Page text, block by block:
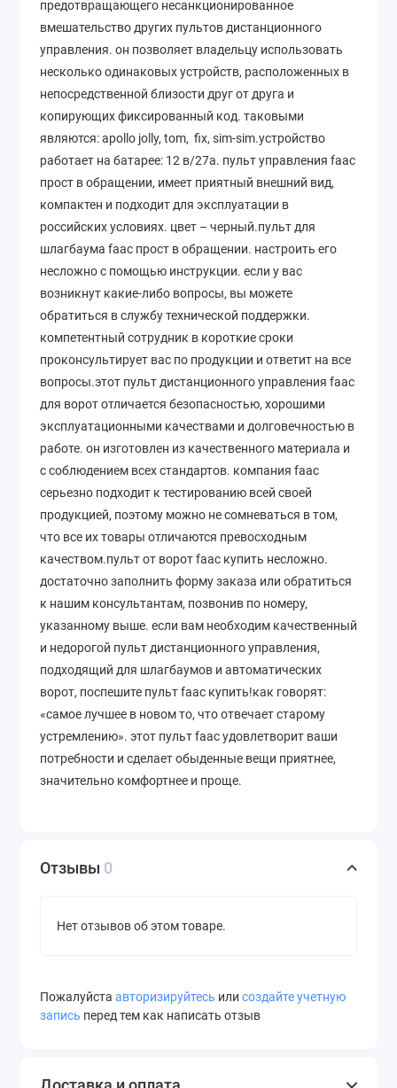
предотвращающего несанкционированное
вмешательство других пультов дистанционного
управления. он позволяет владельцу использовать
несколько одинаковых устройств, расположенных в
непосредственной близости друг от друга и
копирующих фиксированный код. таковыми
являются: apollo jolly, tom, fix, sim-sim.устройство
работает на батарее: 12 в/27a. пульт управления faac
прост в обращении, имеет приятный внешний вид,
компактен и подходит для эксплуатации в
российских условиях. цвет – черный.пульт для
шлагбаума faac прост в обращении. настроить его
несложно с помощью инструкции. если у вас
возникнут какие-либо вопросы, вы можете
обратиться в службу технической поддержки.
компетентный сотрудник в короткие сроки
проконсультирует вас по продукции и ответит на все
вопросы.этот пульт дистанционного управления faac
для ворот отличается безопасностью, хорошими
эксплуатационными качествами и долговечностью в
работе. он изготовлен из качественного материала и
с соблюдением всех стандартов. компания faac
серьезно подходит к тестированию всей своей
продукцией, поэтому можно не сомневаться в том,
что все их товары отличаются превосходным
качеством.пульт от ворот faac купить несложно.
достаточно заполнить форму заказа или обратиться
к нашим консультантам, позвонив по номеру,
указанному выше. если вам необходим качественный
и недорогой пульт дистанционного управления,
подходящий для шлагбаумов и автоматических
ворот, поспешите пульт faac купить!как говорят:
«самое лучшее в новом то, что отвечает старому
устремлению». этот пульт faac удовлетворит ваши
потребности и сделает обыденные вещи приятнее,
значительно комфортнее и проще.
Отзывы 0
Нет отзывов об этом товаре.
Пожалуйста авторизируйтесь или создайте учетную
запись перед тем как написать отзыв